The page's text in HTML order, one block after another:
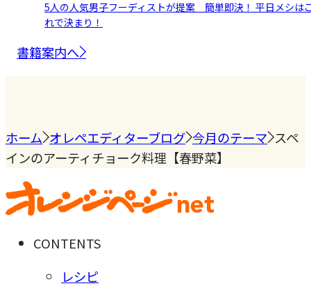
5人の人気男子フーディストが提案 簡単即決！ 平日メシは
れで決まり！
書籍案内へ
ホーム オレペエディターブログ 今月のテーマ スペ
インのアーティチョーク料理【春野菜】
CONTENTS
レシピ